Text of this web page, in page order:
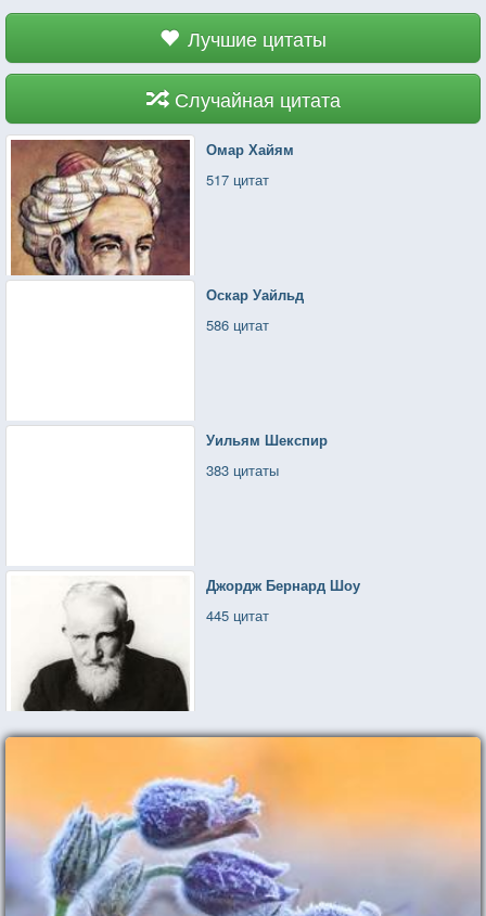
Лучшие цитаты
Случайная цитата
Омар Хайям
517 цитат
Оскар Уайльд
586 цитат
Уильям Шекспир
383 цитаты
Джордж Бернард Шоу
445 цитат